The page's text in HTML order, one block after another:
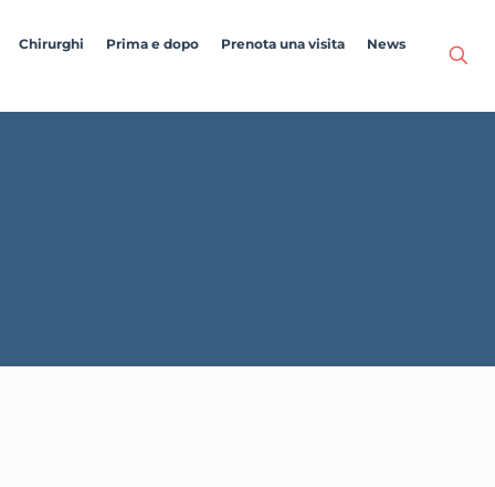
Chirurghi Prima e dopo Prenota una visita News